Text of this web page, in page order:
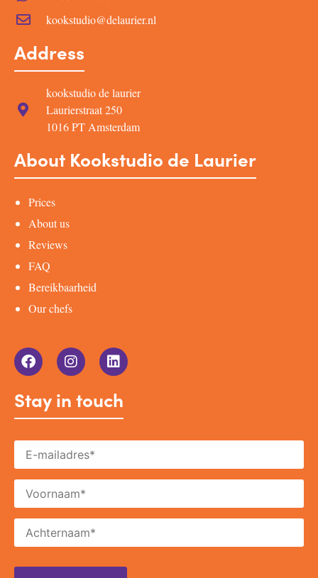
kookstudio@delaurier.nl
Address
kookstudio de laurier
Laurierstraat 250
1016 PT Amsterdam
About Kookstudio de Laurier
Prices
About us
Reviews
FAQ
Bereikbaarheid
Our chefs
Stay in touch